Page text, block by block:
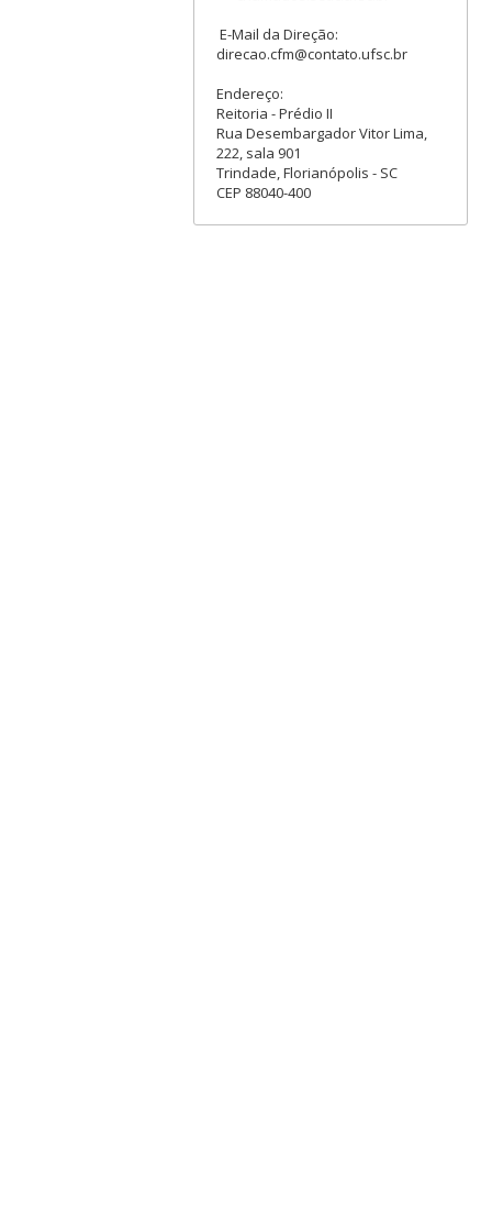
E-Mail da Direção:
direcao.cfm@contato.ufsc.br
Endereço:
Reitoria - Prédio II
Rua Desembargador Vitor Lima,
222, sala 901
Trindade, Florianópolis - SC
CEP 88040-400